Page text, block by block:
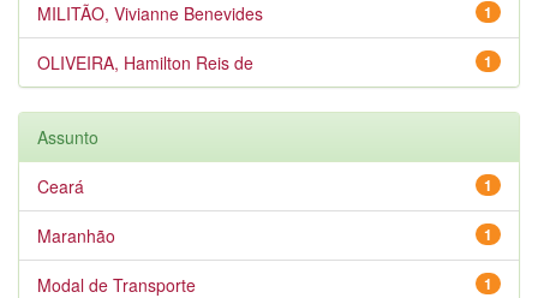
1
MILITÃO, Vivianne Benevides
1
OLIVEIRA, Hamilton Reis de
Assunto
1
Ceará
1
Maranhão
1
Modal de Transporte